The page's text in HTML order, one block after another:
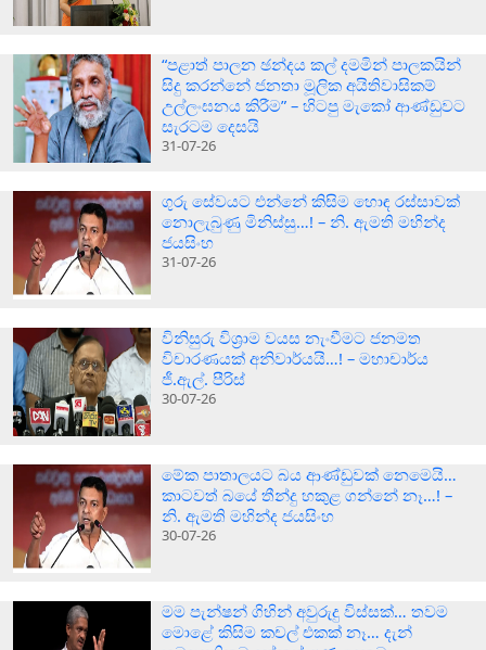
“පළාත් පාලන ඡන්දය කල් දමමින් පාලකයින්
සිදු කරන්නේ ජනතා මූලික අයිතිවාසිකම්
උල්ලංඝනය කිරීම” – හිටපු මැකෝ ආණ්ඩුවට
සැරටම දෙසයි
31-07-26
ගුරු සේවයට එන්නේ කිසිම හොඳ රස්සාවක්
නොලැබුණු මිනිස්සු…! – නි. ඇමති මහින්ද
ජයසිංහ
31-07-26
විනිසුරු විශ්‍රාම වයස නැංවීමට ජනමත
විචාරණයක් අනිවාර්යයි…! – මහාචාර්ය
ජී.ඇල්. පීරිස්
30-07-26
මේක පාතාලයට බය ආණ්ඩුවක් නෙමෙයි…
කාටවත් බයේ තීන්දු හකුළ ගන්නේ නෑ…! –
නි. ඇමති මහින්ද ජයසිංහ
30-07-26
මම පැන්ෂන් ගිහින් අවුරුදු විස්සක්… තවම
මොළේ කිසිම කචල් එකක් නෑ… දැන්